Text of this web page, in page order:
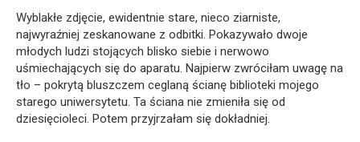
Wyblakłe zdjęcie, ewidentnie stare, nieco ziarniste,
najwyraźniej zeskanowane z odbitki. Pokazywało dwoje
młodych ludzi stojących blisko siebie i nerwowo
uśmiechających się do aparatu. Najpierw zwróciłam uwagę na
tło – pokrytą bluszczem ceglaną ścianę biblioteki mojego
starego uniwersytetu. Ta ściana nie zmieniła się od
dziesięcioleci. Potem przyjrzałam się dokładniej.